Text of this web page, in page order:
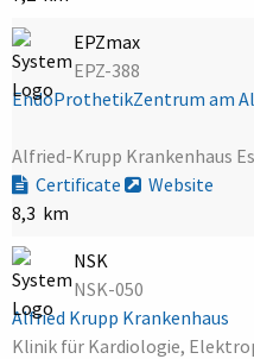
EPZmax
EPZ-388
EndoProthetikZentrum am
Alfried-Krupp Krankenhaus
Certificate
Website
8,3 km
NSK
NSK-050
Alfried Krupp Krankenhaus
Klinik für Kardiologie,